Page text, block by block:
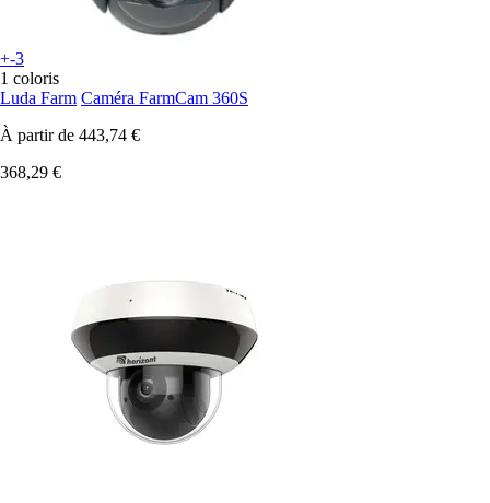
+-3
1 coloris
Luda Farm Caméra FarmCam 360S
À partir de 443,74 €
368,29 €